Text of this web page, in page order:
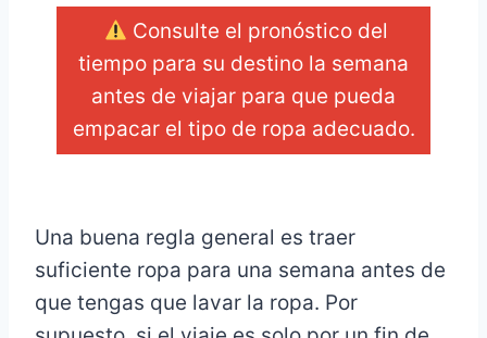
Consulte el pronóstico del
tiempo para su destino la semana
antes de viajar para que pueda
empacar el tipo de ropa adecuado.
Una buena regla general es traer
suficiente ropa para una semana antes de
que tengas que lavar la ropa. Por